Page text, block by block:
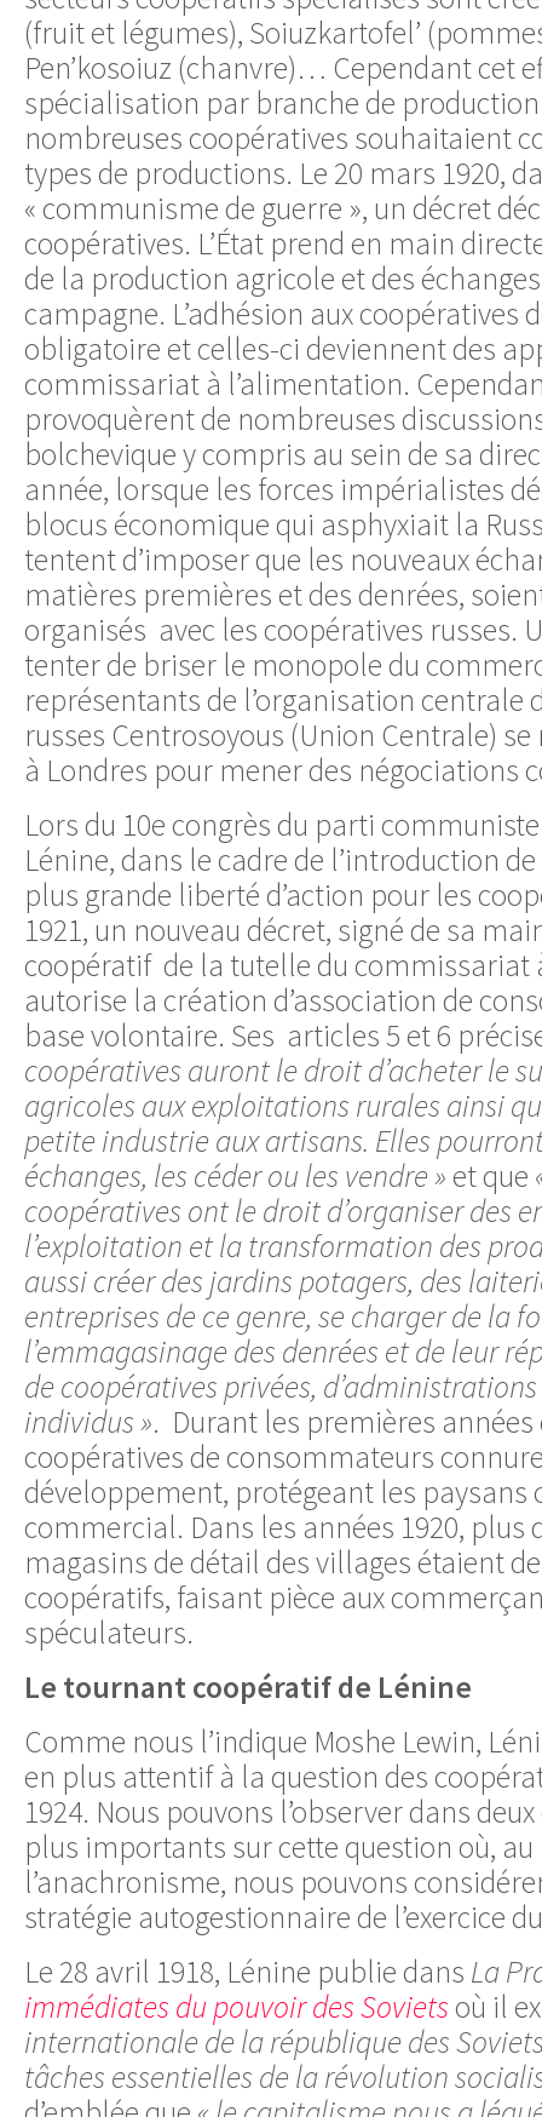
(fruit et légumes), Soiuzkartofel’
Pen’kosoiuz (chanvre)… Cependant cet
spécialisation par branche de
nombreuses coopératives souhaitaient
types de productions. Le 20 mars 1920,
« communisme de guerre », un décret
coopératives. L’État prend en main
de la production agricole et des
campagne. L’adhésion aux coopératives
obligatoire et celles-ci deviennent des
commissariat à l’alimentation.
provoquèrent de nombreuses
bolchevique y compris au sein de sa
année, lorsque les forces impérialistes
blocus économique qui asphyxiait la
tentent d’imposer que les nouveaux
matières premières et des denrées,
organisés avec les coopératives russes.
tenter de briser le monopole du
représentants de l’organisation centrale
russes Centrosoyous (Union Centrale)
à Londres pour mener des négociations
Lors du 10e congrès du parti
Lénine, dans le cadre de l’introduction
plus grande liberté d’action pour les
1921, un nouveau décret, signé de sa
coopératif de la tutelle du commissariat
autorise la création d’association de
base volontaire. Ses articles 5 et 6
coopératives auront le droit d’acheter le
agricoles aux exploitations rurales ainsi
petite industrie aux artisans. Elles
échanges, les céder ou les vendre »et que
coopératives ont le droit d’organiser des
l’exploitation et la transformation des
aussi créer des jardins potagers, des
entreprises de ce genre, se charger de la
l’emmagasinage des denrées et de leur
de coopératives privées,
individus ». Durant les premières années
coopératives de consommateurs
développement, protégeant les paysans
commercial. Dans les années 1920, plus
magasins de détail des villages étaient
coopératifs, faisant pièce aux
spéculateurs.
Le tournant coopératif de Lénine
Comme nous l’indique Moshe Lewin,
en plus attentif à la question des
1924. Nous pouvons l’observer dans
plus importants sur cette question où, au
l’anachronisme, nous pouvons
stratégie autogestionnaire de l’exercice
Le 28 avril 1918, Lénine publie dans La
immédiates du pouvoir des Sovietsoù il
internationale de la république des
tâches essentielles de la révolution